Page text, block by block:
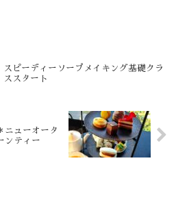
スピーディーソープメイキング基礎クラ
ススタート
ニューオータ
ンティー